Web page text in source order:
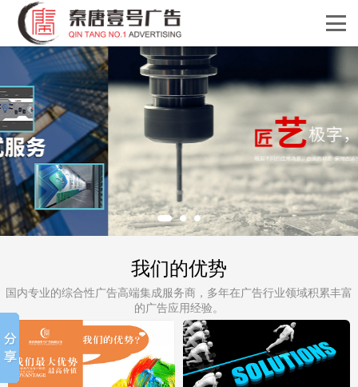
我们的优势
国内专业的综合性广告高端集成服务商，多年在广告行业领域积累丰富
的广告应用经验。